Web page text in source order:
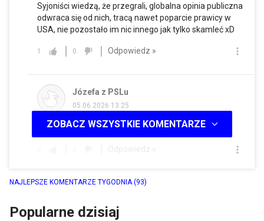
Syjoniści wiedzą, że przegrali, globalna opinia publiczna
odwraca się od nich, tracą nawet poparcie prawicy w
USA, nie pozostało im nic innego jak tylko skamleć xD
1 0 Odpowiedz »
Józefa z PSLu
05.06.2026 13:25
St0lec st0lec
Odpowiedz »
ZOBACZ WSZYSTKIE KOMENTARZE
NAJLEPSZE KOMENTARZE TYGODNIA (93)
Popularne dzisiaj